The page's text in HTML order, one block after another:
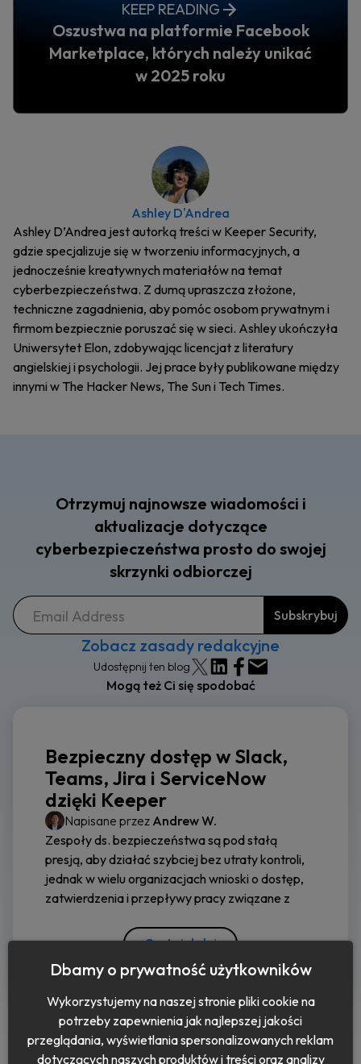
KEEP READING
Oszustwa na platformie Facebook
Marketplace, których należy unikać
w 2025 roku
Ashley D'Andrea
Ashley D’Andrea jest autorką treści w Keeper Security,
gdzie specjalizuje się w tworzeniu informacyjnych, a
jednocześnie kreatywnych materiałów na temat
cyberbezpieczeństwa. Z dumą upraszcza złożone,
techniczne zagadnienia, aby pomóc osobom prywatnym i
firmom bezpiecznie poruszać się w sieci. Ashley ukończyła
Uniwersytet Elon, zdobywając licencjat z literatury
angielskiej i psychologii. Jej prace były publikowane między
innymi w The Hacker News, The Sun i Tech Times.
Otrzymuj najnowsze wiadomości i
aktualizacje dotyczące
cyberbezpieczeństwa prosto do swojej
skrzynki odbiorczej
Zobacz zasady redakcyjne
Udostępnij ten blog
Mogą też Ci się spodobać
Bezpieczny dostęp w Slack,
Teams, Jira i ServiceNow
dzięki Keeper
Napisane przez Andrew W.
Zespoły ds. bezpieczeństwa są pod stałą
presją, aby działać szybciej bez utraty kontroli,
jednak w wielu organizacjach wnioski o dostęp,
zatwierdzenia i przepływy pracy związane z
Czytaj dalej
Dbamy o prywatność użytkowników
Wykorzystujemy na naszej stronie pliki cookie na
potrzeby zapewnienia jak najlepszej jakości
przeglądania, wyświetlania spersonalizowanych reklam
dotyczących naszych produktów i treści oraz analizy